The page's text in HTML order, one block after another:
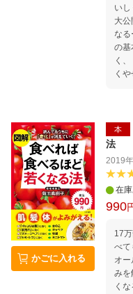
い
大公開！ 食べてやせる。
なる
の基
く
く
り「
ーセ
く
かごに入れる
本
法
2019
在庫
990
17
べて
オール
みを
くな